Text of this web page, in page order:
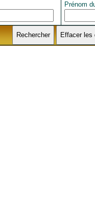
Prénom